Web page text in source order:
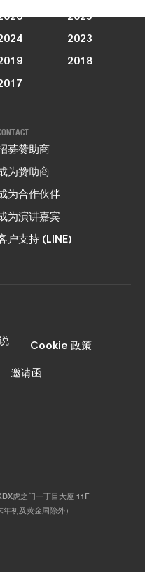
2025
2023
2018
募赞助商
为赞助商
为合作伙伴
为演讲嘉宾
户支持 (LINE)
Cookie 政策
邀请函
虎之门一丁目大厦 11F
初及黄金周除外）